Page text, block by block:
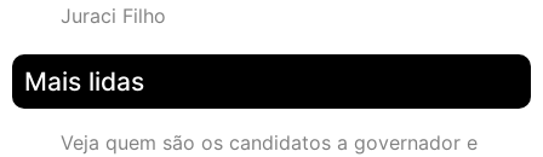
Juraci Filho
Mais lidas
Veja quem são os candidatos a governador e